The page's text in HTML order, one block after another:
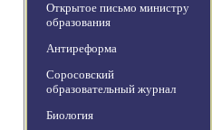
Открытое письмо министру
образования
Антиреформа
Соросовский
образовательный журнал
Биология